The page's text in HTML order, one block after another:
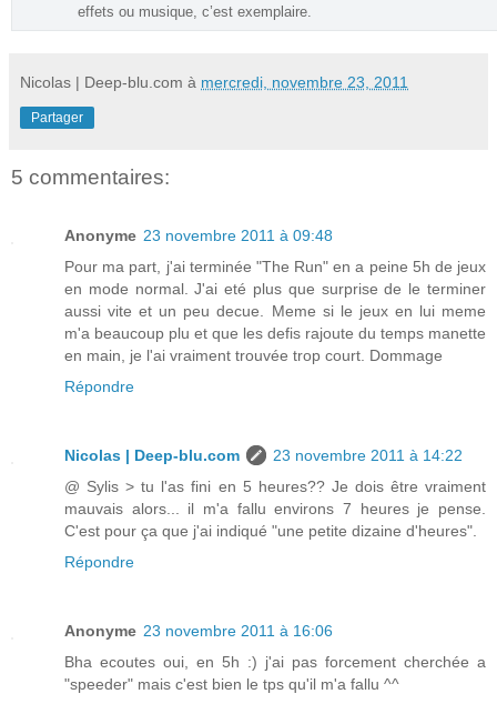
effets ou musique, c’est exemplaire.
Nicolas | Deep-blu.com à mercredi, novembre 23, 2011
Partager
5 commentaires:
Anonyme 23 novembre 2011 à 09:48
Pour ma part, j'ai terminée "The Run" en a peine 5h de jeux
en mode normal. J'ai eté plus que surprise de le terminer
aussi vite et un peu decue. Meme si le jeux en lui meme
m'a beaucoup plu et que les defis rajoute du temps manette
en main, je l'ai vraiment trouvée trop court. Dommage
Répondre
Nicolas | Deep-blu.com
23 novembre 2011 à 14:22
@ Sylis > tu l'as fini en 5 heures?? Je dois être vraiment
mauvais alors... il m'a fallu environs 7 heures je pense.
C'est pour ça que j'ai indiqué "une petite dizaine d'heures".
Répondre
Anonyme 23 novembre 2011 à 16:06
Bha ecoutes oui, en 5h :) j'ai pas forcement cherchée a
"speeder" mais c'est bien le tps qu'il m'a fallu ^^